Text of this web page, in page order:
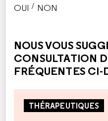
OUI / NON
NOUS VOUS
CONSULTATION
FRÉQUENTES CI-
THÉRAPEUTIQUES